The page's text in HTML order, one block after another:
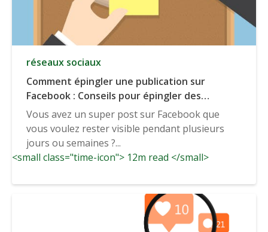
réseaux sociaux
Comment épingler une publication sur
Facebook : Conseils pour épingler des
publications (et autres moyens d'accroître la
visibilité)
Vous avez un super post sur Facebook que
vous voulez rester visible pendant plusieurs
jours ou semaines ?...
<small class="time-icon"> 12m read </small>